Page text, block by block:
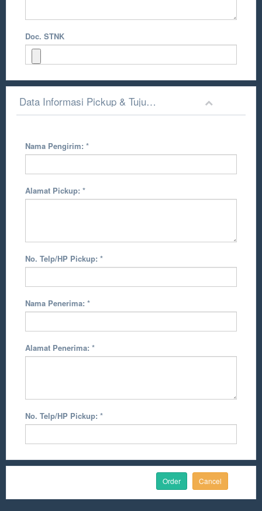
Doc. STNK
Data Informasi Pickup & Tujuan Pengiriman
Nama Pengirim: *
Alamat Pickup: *
No. Telp/HP Pickup: *
Nama Penerima: *
Alamat Penerima: *
No. Telp/HP Pickup: *
Cancel